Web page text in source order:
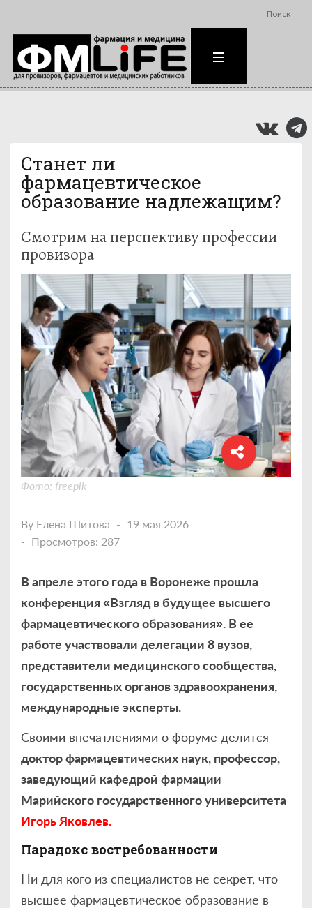
Поиск
Станет ли
фармацевтическое
образование надлежащим?
Смотрим на перспективу профессии
провизора
Фото: freepik
By Елена Шитова
19 мая 2026
Просмотров: 287
В апреле этого года в Воронеже прошла
конференция «Взгляд в будущее высшего
фармацевтического образования». В ее
работе участвовали делегации 8 вузов,
представители медицинского сообщества,
государственных органов здравоохранения,
международные эксперты.
Своими впечатлениями о форуме делится
доктор фармацевтических наук, профессор,
заведующий кафедрой фармации
Марийского государственного университета
Игорь Яковлев.
Парадокс востребованности
Ни для кого из специалистов не секрет, что
высшее фармацевтическое образование в